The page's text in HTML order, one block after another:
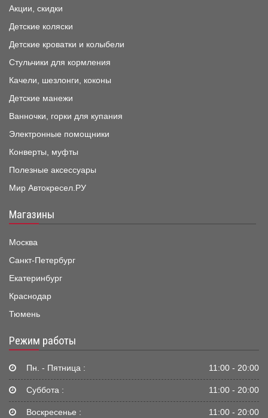
Акции, скидки
Детские коляски
Детские кроватки и колыбели
Стульчики для кормления
Качели, шезлонги, коконы
Детские манежи
Ванночки, горки для купания
Электронные помощники
Конверты, муфты
Полезные аксессуары
Мир Автокресел.РУ
Магазины
Москва
Санкт-Петербург
Екатеринбург
Краснодар
Тюмень
Режим работы
Пн. - Пятница : 11:00 - 20:00
Суббота : 11:00 - 20:00
Воскресенье : 11:00 - 20:00